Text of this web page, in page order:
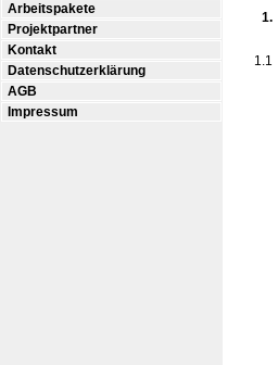
Arbeitspakete
Projektpartner
Kontakt
Datenschutzerklärung
AGB
Impressum
1.
1.1